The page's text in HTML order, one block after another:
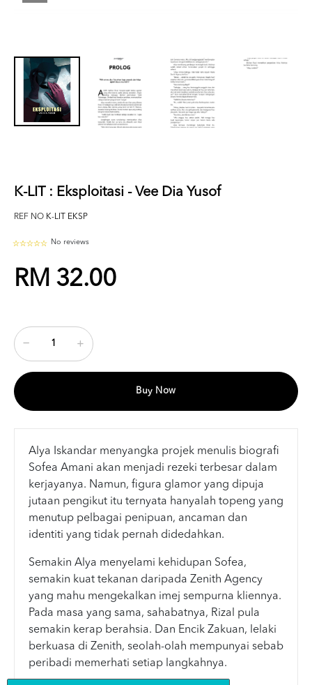
K-LIT : Eksploitasi - Vee Dia Yusof
REF NO K-LIT EKSP
No reviews
RM 32.00
Buy Now
Alya Iskandar menyangka projek menulis biografi
Sofea Amani akan menjadi rezeki terbesar dalam
kerjayanya. Namun, figura glamor yang dipuja
jutaan pengikut itu ternyata hanyalah topeng yang
menutup pelbagai penipuan, ancaman dan
identiti yang tidak pernah didedahkan.
Semakin Alya menyelami kehidupan Sofea,
semakin kuat tekanan daripada Zenith Agency
yang mahu mengekalkan imej sempurna kliennya.
Pada masa yang sama, sahabatnya, Rizal pula
semakin kerap berahsia. Dan Encik Zakuan, lelaki
berkuasa di Zenith, seolah-olah mempunyai sebab
peribadi memerhati setiap langkahnya.